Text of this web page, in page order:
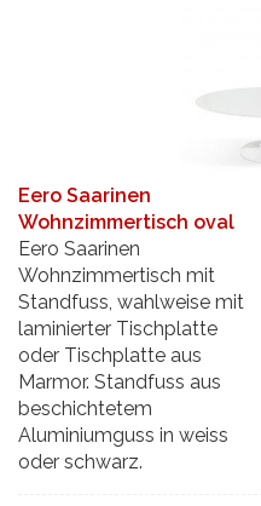
Eero Saarinen
Wohnzimmertisch oval
Eero Saarinen
Wohnzimmertisch mit
Standfuss, wahlweise mit
laminierter Tischplatte
oder Tischplatte aus
Marmor. Standfuss aus
beschichtetem
Aluminiumguss in weiss
oder schwarz.